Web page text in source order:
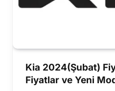
Kia 2024(Şubat)
Fiyatlar ve Yeni